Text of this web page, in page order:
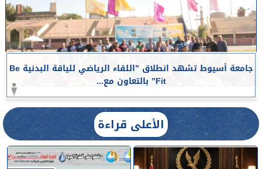
جامعة أسيوط تشهد انطلاق ”اللقاء الرياضي للياقة البدنية Be
Fit” بالتعاون مع...
الأعلى قراءة